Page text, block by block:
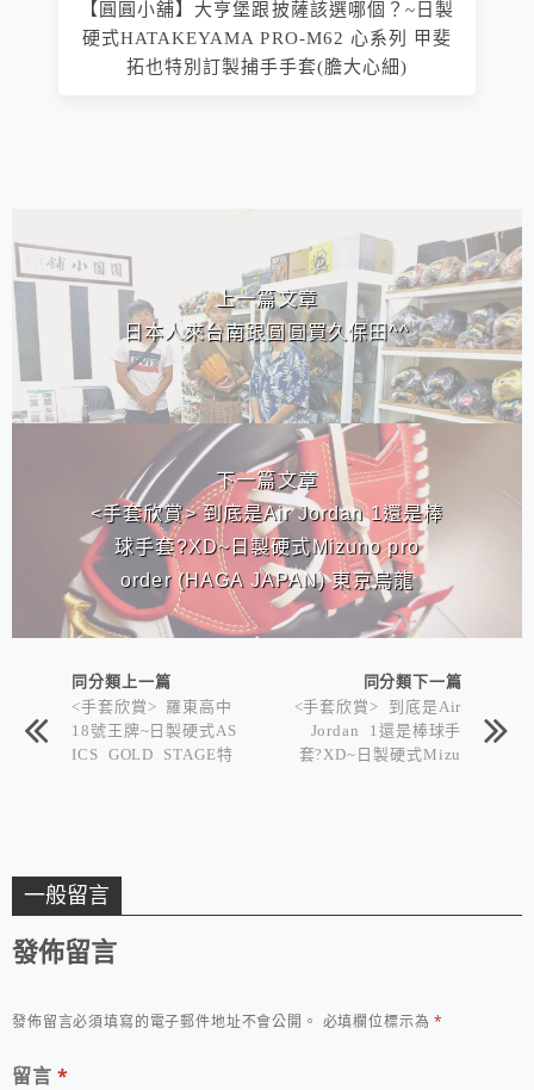
【圓圓小舖】大亨堡跟披薩該選哪個？~日製
硬式HATAKEYAMA PRO-M62 心系列 甲斐
拓也特別訂製捕手手套(膽大心細)
上一篇文章
日本人來台南跟圓圓買久保田^^
下一篇文章
<手套欣賞> 到底是Air Jordan 1還是棒
球手套?XD~日製硬式Mizuno pro
order (HAGA JAPAN) 東京烏龍
同分類上一篇
<手套欣賞> 羅東高中
18號王牌~日製硬式AS
ICS GOLD STAGE特
同分類下一篇
<手套欣賞> 到底是Air
Jordan 1還是棒球手
套?XD~日製硬式Mizu
一般留言
發佈留言
發佈留言必須填寫的電子郵件地址不會公開。 必填欄位標示為*
留言 *